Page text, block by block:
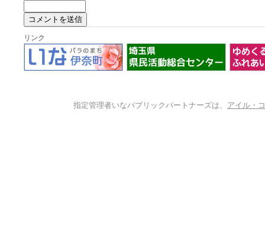
リンク
指定管理者いなパブリックパートナーズは、 アイル・